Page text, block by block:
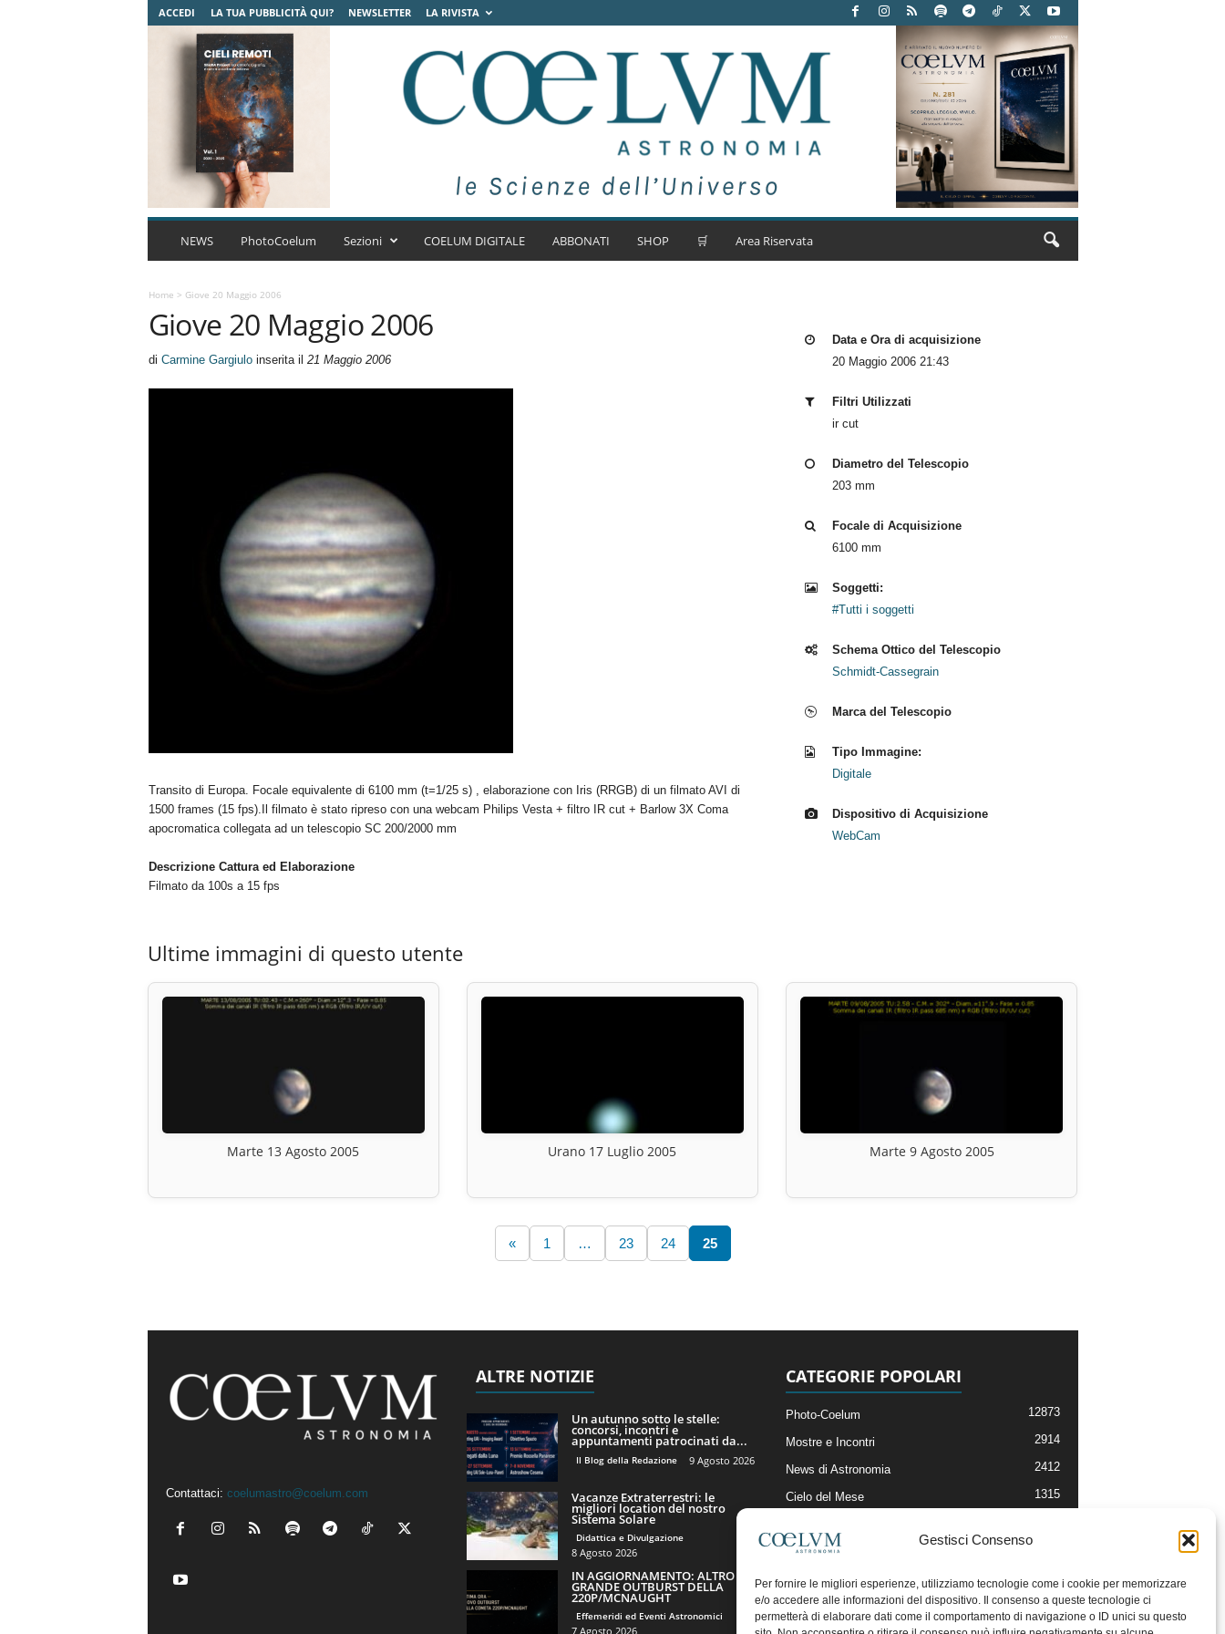
Gestisci Consenso
Per fornire le migliori esperienze, utilizziamo tecnologie come i cookie per memorizzare
e/o accedere alle informazioni del dispositivo. Il consenso a queste tecnologie ci
permetterà di elaborare dati come il comportamento di navigazione o ID unici su questo
ACCEDI LA TUA PUBBLICITÀ QUI? NEWSLETTER LA RIVISTA
C
A
r
NEWS PhotoCoelum Sezioni COELUM DIGITALE ABBONATI SHOP 🛒 Area Riservata
Home > Giove 20 Maggio 2006
Giove 20 Maggio 2006
di Carmine Gargiuloinserita il 21 Maggio 2006
Transito di Europa. Focale equivalente di 6100 mm (t=1/25 s) , elaborazione con Iris (RRGB) di un filmato AVI di
1500 frames (15 fps).Il filmato è stato ripreso con una webcam Philips Vesta + filtro IR cut + Barlow 3X Coma
apocromatica collegata ad un telescopio SC 200/2000 mm
Descrizione Cattura ed Elaborazione
Filmato da 100s a 15 fps
Data e Ora di acquisizione
20 Maggio 2006 21:43
Filtri Utilizzati
ir cut
Diametro del Telescopio
203 mm
Focale di Acquisizione
6100 mm
Soggetti:
#Tutti i soggetti
Schema Ottico del Telescopio
Schmidt-Cassegrain
Marca del Telescopio
Tipo Immagine:
Digitale
Dispositivo di Acquisizione
WebCam
Ultime immagini di questo utente
Marte 13 Agosto 2005 Urano 17 Luglio 2005 Marte 9 Agosto 2005
« 1 … 23 24 25
Contattaci: coelumastro@coelum.com
ALTRE NOTIZIE
Un autunno sotto le stelle:
concorsi, incontri e
appuntamenti patrocinati da...
Il Blog della Redazione 9 Agosto 2026
Vacanze Extraterrestri: le
migliori location del nostro
Sistema Solare
Didattica e Divulgazione
8 Agosto 2026
IN AGGIORNAMENTO: ALTRO
GRANDE OUTBURST DELLA
220P/MCNAUGHT
Effemeridi ed Eventi Astronomici
7 Agosto 2026
CATEGORIE POPOLARI
Photo-Coelum 12873
Mostre e Incontri 2914
News di Astronomia 2412
Cielo del Mese 1315
Articoli e Risorse On-Line
Il Blog della Redazione